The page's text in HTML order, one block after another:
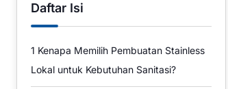
Daftar Isi
1 Kenapa Memilih Pembuatan Stainless
Lokal untuk Kebutuhan Sanitasi?